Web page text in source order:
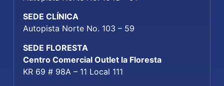
SEDE CLÍNICA
Autopista Norte No. 103 – 59
SEDE FLORESTA
Centro Comercial Outlet la Floresta
KR 69 # 98A – 11 Local 111